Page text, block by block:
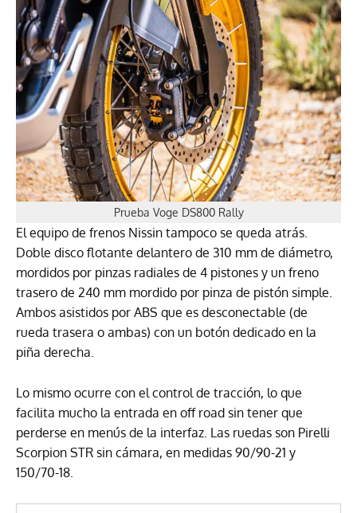
Prueba Voge DS800 Rally
El equipo de frenos Nissin tampoco se queda atrás.
Doble disco flotante delantero de 310 mm de diámetro,
mordidos por pinzas radiales de 4 pistones y un freno
trasero de 240 mm mordido por pinza de pistón simple.
Ambos asistidos por ABS que es desconectable (de
rueda trasera o ambas) con un botón dedicado en la
piña derecha.
Lo mismo ocurre con el control de tracción, lo que
facilita mucho la entrada en off road sin tener que
perderse en menús de la interfaz. Las ruedas son Pirelli
Scorpion STR sin cámara, en medidas 90/90-21 y
150/70-18.